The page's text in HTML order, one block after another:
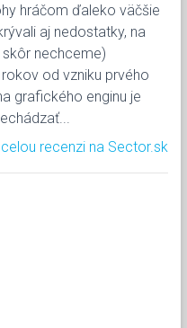
hráčom ďaleko väčšie
aj nedostatky, na
nechceme)
od vzniku prvého
grafického enginu je
recenzi na Sector.sk